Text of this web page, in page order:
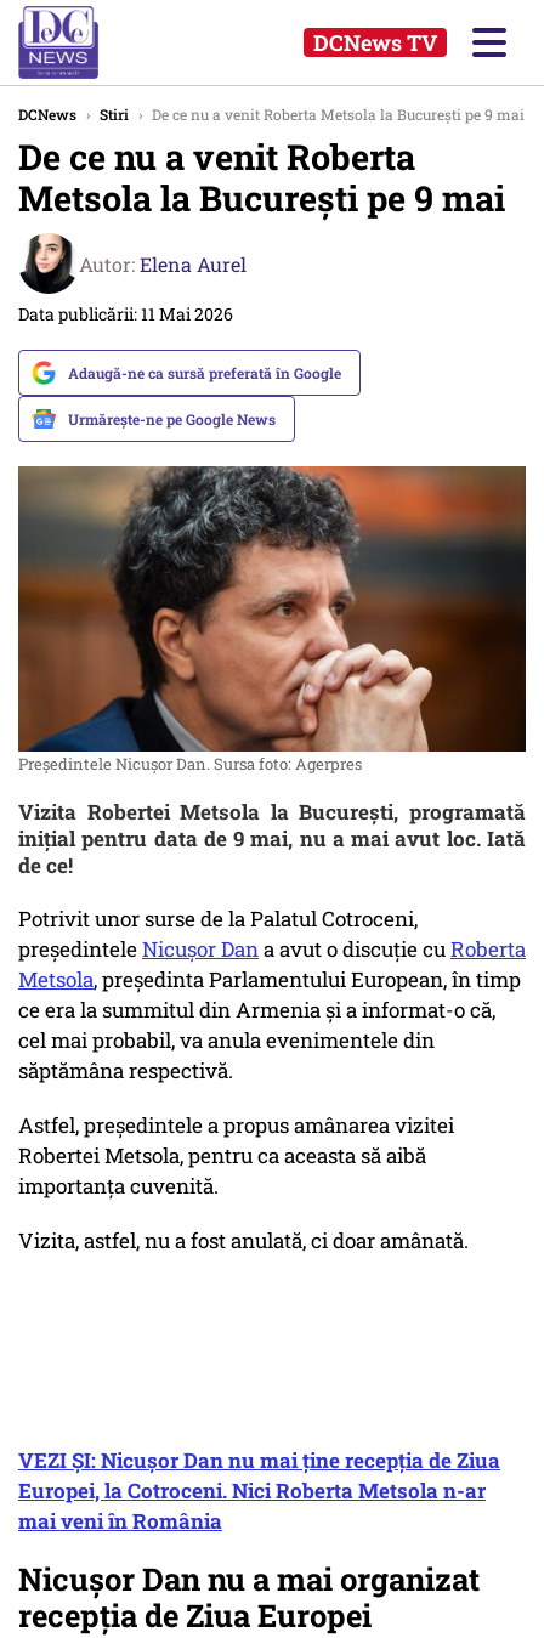
DCNews TV
DCNews › Stiri › De ce nu a venit Roberta Metsola la București pe 9 mai
De ce nu a venit Roberta
Metsola la București pe 9 mai
Autor:Elena Aurel
Data publicării: 11 Mai 2026
Adaugă-ne ca sursă preferată în Google
Urmărește-ne pe Google News
Președintele Nicușor Dan. Sursa foto: Agerpres
Vizita Robertei Metsola la București, programată
inițial pentru data de 9 mai, nu a mai avut loc. Iată
de ce!
Potrivit unor surse de la Palatul Cotroceni,
președinteleNicușor Dana avut o discuție cuRoberta
Metsola, președinta Parlamentului European, în timp
ce era la summitul din Armenia și a informat-o că,
cel mai probabil, va anula evenimentele din
săptămâna respectivă.
Astfel, președintele a propus amânarea vizitei
Robertei Metsola, pentru ca aceasta să aibă
importanța cuvenită.
Vizita, astfel, nu a fost anulată, ci doar amânată.
VEZI ȘI: Nicușor Dan nu mai ține recepția de Ziua
Europei, la Cotroceni. Nici Roberta Metsola n-ar
mai veni în România
Nicușor Dan nu a mai organizat
recepția de Ziua Europei